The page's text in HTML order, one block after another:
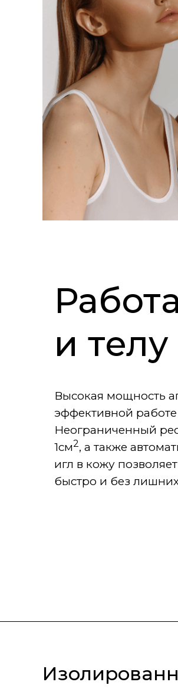
и телу
Высокая мощность
эффективной работе
Неограниченный
1см2, а также
игл в кожу
быстро и без